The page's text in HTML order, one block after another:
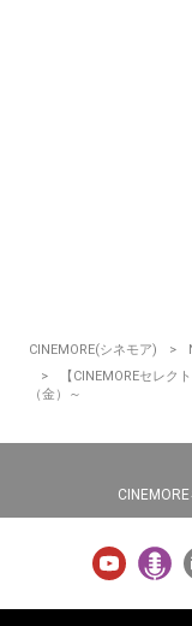
CINEMORE(シネモア)
【CINEMOREセレ
（金）～